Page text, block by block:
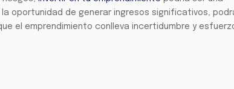
oportunidad de generar ingresos significativos,
el emprendimiento conlleva incertidumbre y